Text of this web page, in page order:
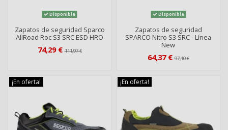
Disponible
Zapatos de seguridad Sparco
AllRoad Roc S3 SRC ESD HRO
74,29 €111,97 €
Disponible
Zapatos de seguridad
SPARCO Nitro S3 SRC - Línea
New
64,37 €97,10 €
¡En oferta! ¡En oferta!